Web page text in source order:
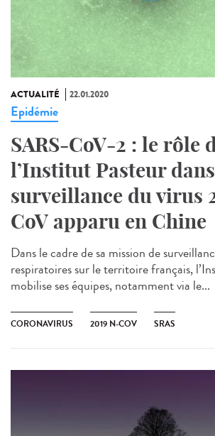
ACTUALITÉ 22.01.2020
Epidémie
SARS-CoV-2 : le rôle
l’Institut Pasteur
surveillance du virus
CoV apparu en Chine
Dans le cadre de sa mission de
respiratoires sur le territoire français,
mobilise ses équipes, notamment via le...
CORONAVIRUS 2019 N-COV SRAS